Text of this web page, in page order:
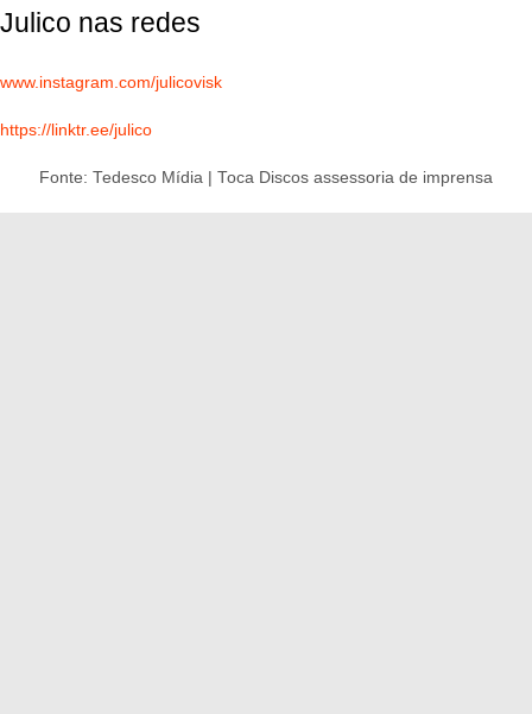
Julico nas redes
www.instagram.com/julicovisk
https://linktr.ee/julico
Fonte: Tedesco Mídia | Toca Discos assessoria de imprensa